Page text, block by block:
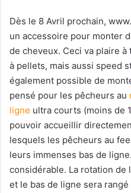
Dès le 8 Avril prochain,
un accessoire pour monter
de cheveux. Ceci va plaire
à pellets, mais aussi speed
également possible de
pensé pour les pêcheurs au
ligne ultra courts (moins de
pouvoir accueillir
lesquels les pêcheurs au
leurs immenses bas de
considérable. La rotation de
et le bas de ligne sera